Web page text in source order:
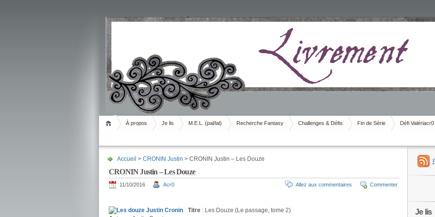
Livrement
À propos Je lis M.E.L. (pal/lal) Recherche Fantasy Challenges & Défis Fin de Série Défi Valériacr0
Accueil > CRONIN Justin > CRONIN Justin – Les Douze
CRONIN Justin – Les Douze
11/10/2016 Acr0 Commenter
Allez aux commentaires
Titre : Les Douze (Le passage, tome 2)
Je lis